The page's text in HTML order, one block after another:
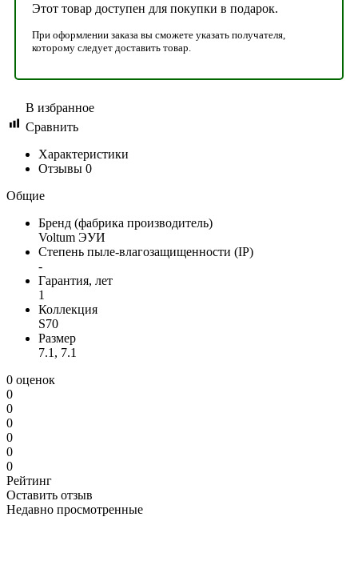
Этот товар доступен для покупки в подарок.
При оформлении заказа вы сможете указать получателя,
которому следует доставить товар.
В избранное
Сравнить
Характеристики
Отзывы 0
Общие
Бренд (фабрика производитель)
Voltum ЭУИ
Степень пыле-влагозащищенности (IP)
-
Гарантия, лет
1
Коллекция
S70
Размер
7.1, 7.1
0 оценок
0
0
0
0
0
0
Рейтинг
Оставить отзыв
Недавно просмотренные